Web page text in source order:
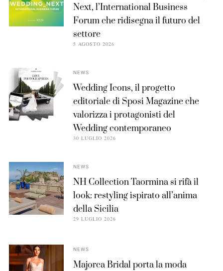
Next, l’International Business
Forum che ridisegna il futuro del
settore
5 AGOSTO 2026
NEWS
Wedding Icons, il progetto
editoriale di Sposi Magazine che
valorizza i protagonisti del
Wedding contemporaneo
30 LUGLIO 2026
NEWS
NH Collection Taormina si rifà il
look: restyling ispirato all’anima
della Sicilia
29 LUGLIO 2026
NEWS
Majorca Bridal porta la moda